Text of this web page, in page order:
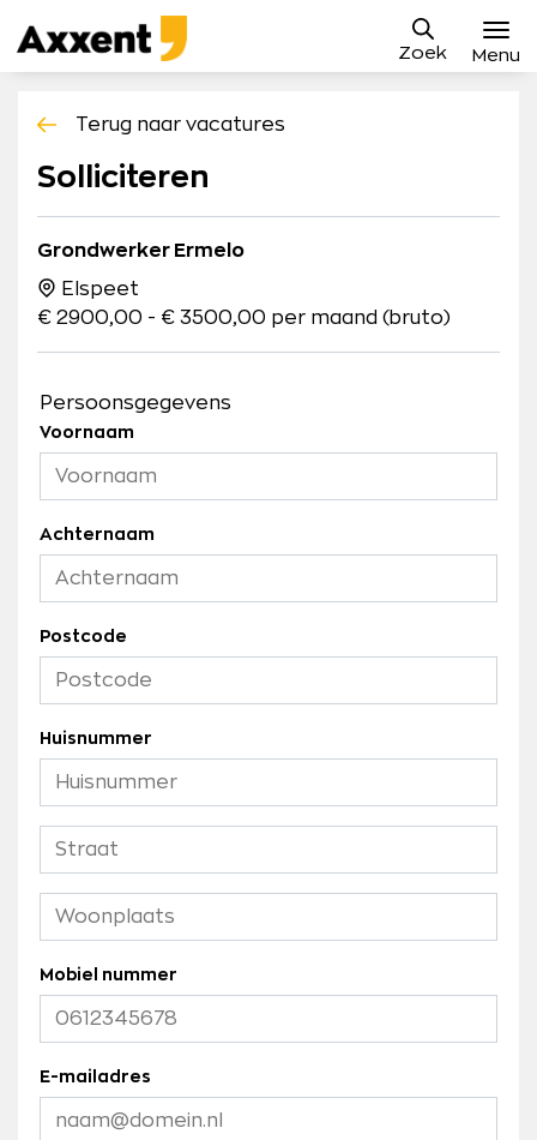
naar
content
Axxent
B.V.
Zoek Menu
Vacatures
Sollicitatieproces
Waarom Axxent
Blog
Contact
Terug naar vacatures
Solliciteren
Grondwerker Ermelo
Elspeet
€ 2900,00 - € 3500,00 per maand (bruto)
Persoonsgegevens
Voornaam
Achternaam
Postcode
Huisnummer
Mobiel nummer
E-mailadres